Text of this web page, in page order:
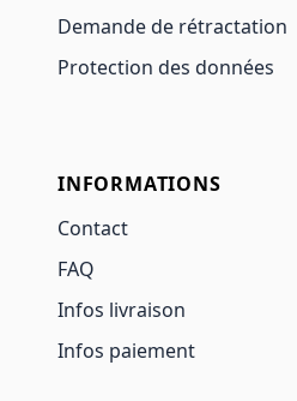
Demande de rétractation
Protection des données
INFORMATIONS
Contact
FAQ
Infos livraison
Infos paiement